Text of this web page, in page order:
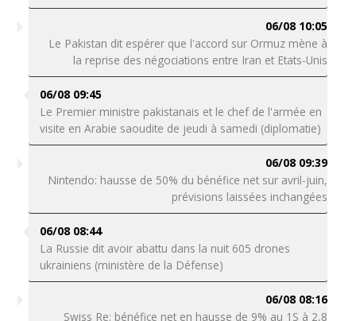
06/08 10:05
Le Pakistan dit espérer que l'accord sur Ormuz mène à
la reprise des négociations entre Iran et Etats-Unis
06/08 09:45
Le Premier ministre pakistanais et le chef de l'armée en
visite en Arabie saoudite de jeudi à samedi (diplomatie)
06/08 09:39
Nintendo: hausse de 50% du bénéfice net sur avril-juin,
prévisions laissées inchangées
06/08 08:44
La Russie dit avoir abattu dans la nuit 605 drones
ukrainiens (ministère de la Défense)
06/08 08:16
Swiss Re: bénéfice net en hausse de 9% au 1S à 2,8